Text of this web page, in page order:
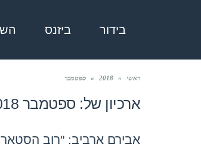
בידור ביזנס
ראשי »
2018
» ספטמבר
ארכיון של: ספטמבר 2018
אבירם ארביב: "רוב